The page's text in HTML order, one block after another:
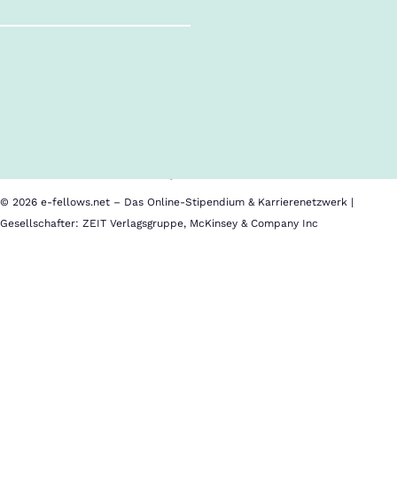
© 2026 e-fellows.net – Das Online-Stipendium & Karrierenetzwerk |
Gesellschafter: ZEIT Verlagsgruppe, McKinsey & Company Inc